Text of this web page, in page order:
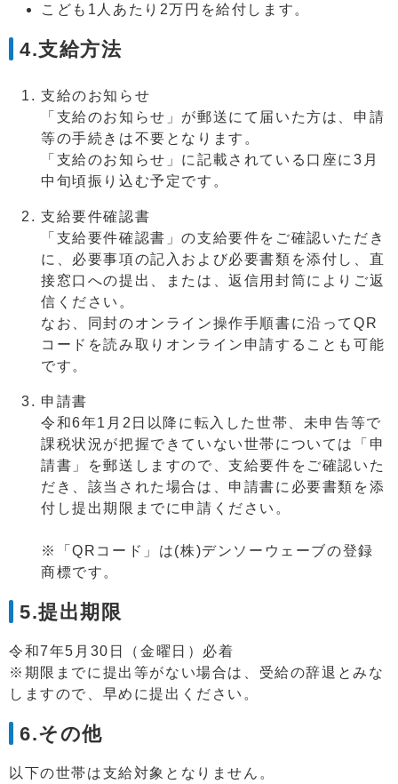
こども1人あたり2万円を給付します。
4.支給方法
支給のお知らせ
「支給のお知らせ」が郵送にて届いた方は、申請
等の手続きは不要となります。
「支給のお知らせ」に記載されている口座に3月
中旬頃振り込む予定です。
支給要件確認書
「支給要件確認書」の支給要件をご確認いただき
に、必要事項の記入および必要書類を添付し、直
接窓口への提出、または、返信用封筒によりご返
信ください。
なお、同封のオンライン操作手順書に沿ってQR
コードを読み取りオンライン申請することも可能
です。
申請書
令和6年1月2日以降に転入した世帯、未申告等で
課税状況が把握できていない世帯については「申
請書」を郵送しますので、支給要件をご確認いた
だき、該当された場合は、申請書に必要書類を添
付し提出期限までに申請ください。
※「QRコード」は(株)デンソーウェーブの登録
商標です。
5.提出期限
令和7年5月30日（金曜日）必着
※期限までに提出等がない場合は、受給の辞退とみな
しますので、早めに提出ください。
6.その他
以下の世帯は支給対象となりません。